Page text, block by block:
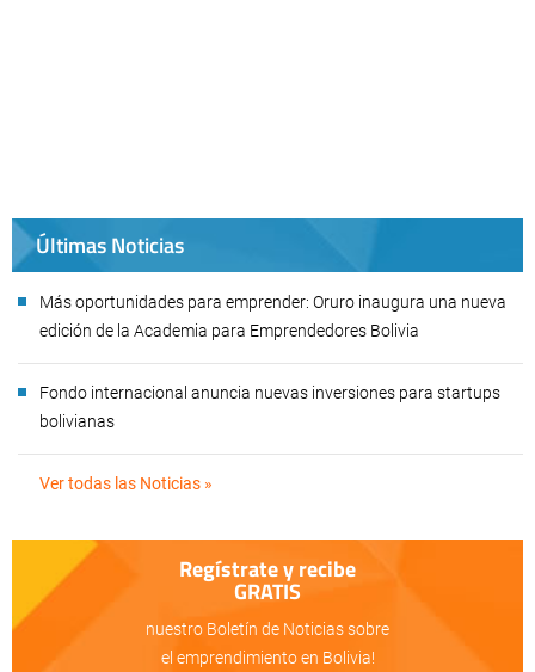
Últimas Noticias
Más oportunidades para emprender: Oruro inaugura una nueva
edición de la Academia para Emprendedores Bolivia
Fondo internacional anuncia nuevas inversiones para startups
bolivianas
Ver todas las Noticias »
Regístrate y recibe
GRATIS
nuestro Boletín de Noticias sobre
el emprendimiento en Bolivia!